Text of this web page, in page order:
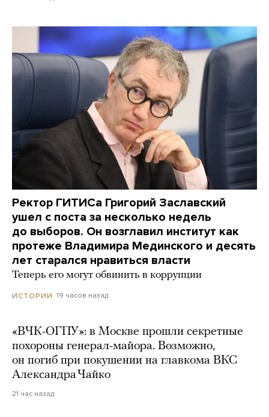
Ректор ГИТИСа Григорий Заславский
ушел с поста за несколько недель
до выборов. Он возглавил институт как
протеже Владимира Мединского и десять
лет старался нравиться власти
Теперь его могут обвинить в коррупции
ИСТОРИИ 19 часов назад
«ВЧК-ОГПУ»: в Москве прошли секретные
похороны генерал-майора. Возможно,
он погиб при покушении на главкома ВКС
Александра Чайко
21 час назад